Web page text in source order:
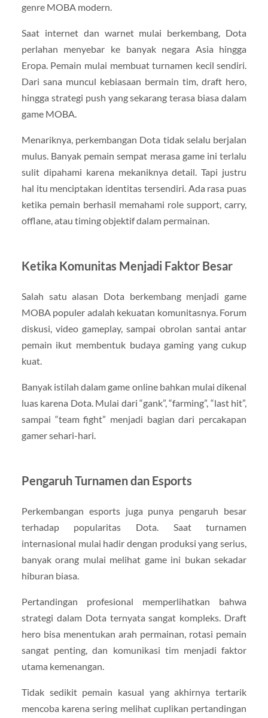
genre MOBA modern.
Saat internet dan warnet mulai berkembang, Dota
perlahan menyebar ke banyak negara Asia hingga
Eropa. Pemain mulai membuat turnamen kecil sendiri.
Dari sana muncul kebiasaan bermain tim, draft hero,
hingga strategi push yang sekarang terasa biasa dalam
game MOBA.
Menariknya, perkembangan Dota tidak selalu berjalan
mulus. Banyak pemain sempat merasa game ini terlalu
sulit dipahami karena mekaniknya detail. Tapi justru
hal itu menciptakan identitas tersendiri. Ada rasa puas
ketika pemain berhasil memahami role support, carry,
offlane, atau timing objektif dalam permainan.
Ketika Komunitas Menjadi Faktor Besar
Salah satu alasan Dota berkembang menjadi game
MOBA populer adalah kekuatan komunitasnya. Forum
diskusi, video gameplay, sampai obrolan santai antar
pemain ikut membentuk budaya gaming yang cukup
kuat.
Banyak istilah dalam game online bahkan mulai dikenal
luas karena Dota. Mulai dari “gank”, “farming”, “last hit”,
sampai “team fight” menjadi bagian dari percakapan
gamer sehari-hari.
Pengaruh Turnamen dan Esports
Perkembangan esports juga punya pengaruh besar
terhadap popularitas Dota. Saat turnamen
internasional mulai hadir dengan produksi yang serius,
banyak orang mulai melihat game ini bukan sekadar
hiburan biasa.
Pertandingan profesional memperlihatkan bahwa
strategi dalam Dota ternyata sangat kompleks. Draft
hero bisa menentukan arah permainan, rotasi pemain
sangat penting, dan komunikasi tim menjadi faktor
utama kemenangan.
Tidak sedikit pemain kasual yang akhirnya tertarik
mencoba karena sering melihat cuplikan pertandingan